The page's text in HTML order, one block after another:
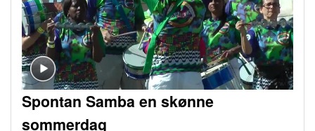
Spontan Samba en skønne
sommerdag